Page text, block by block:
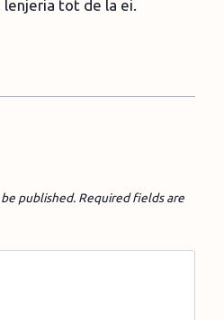
lenjeria tot de la ei.
published. Required fields are